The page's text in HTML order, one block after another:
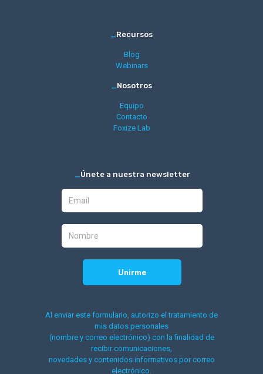
Recursos
Blog
Webinars
Nosotros
Equipo
Contacto
Foxize Lab
Únete a nuestra newsletter
Al enviar este formulario, autorizo el tratamiento de
mis datos personales
(nombre y correo electrónico) con la finalidad de
recibir comunicaciones,
novedades y contenidos informativos por correo
electrónico.